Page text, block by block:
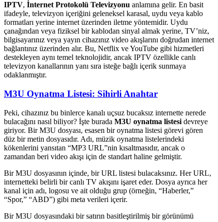
IPTV, İnternet Protokolü Televizyonu anlamına gelir. En basit
ifadeyle, televizyon içeriğini geleneksel karasal, uydu veya kablo
formatları yerine internet üzerinden iletme yöntemidir. Uydu
çanağından veya fiziksel bir kablodan sinyal almak yerine, TV’niz,
bilgisayarınız veya yayın cihazınız video akışlarını doğrudan internet
bağlantınız üzerinden alır. Bu, Netflix ve YouTube gibi hizmetleri
destekleyen aynı temel teknolojidir, ancak IPTV özellikle canlı
televizyon kanallarının yanı sıra isteğe bağlı içerik sunmaya
odaklanmıştır.
M3U Oynatma Listesi: Sihirli Anahtar
Peki, cihazınız bu binlerce kanalı uçsuz bucaksız internette nerede
bulacağını nasıl biliyor? İşte burada M3U oynatma listesi devreye
giriyor. Bir M3U dosyası, esasen bir oynatma listesi görevi gören
düz bir metin dosyasıdır. Adı, müzik oynatma listelerindeki
kökenlerini yansıtan “MP3 URL”nin kısaltmasıdır, ancak o
zamandan beri video akışı için de standart haline gelmiştir.
Bir M3U dosyasının içinde, bir URL listesi bulacaksınız. Her URL,
internetteki belirli bir canlı TV akışını işaret eder. Dosya ayrıca her
kanal için adı, logosu ve ait olduğu grup (örneğin, “Haberler,”
“Spor,” “ABD”) gibi meta verileri içerir.
Bir M3U dosyasındaki bir satırın basitleştirilmiş bir görünümü